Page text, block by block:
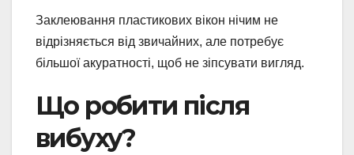
Заклеювання пластикових вікон нічим не
відрізняється від звичайних, але потребує
більшої акуратності, щоб не зіпсувати вигляд.
Що робити після
вибуху?